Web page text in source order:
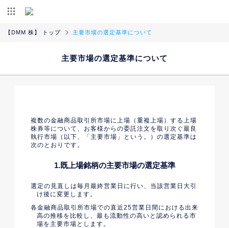
【DMM 株】 トップ 主要市場の選定基準について
主要市場の選定基準について
複数の金融商品取引所市場に上場（重複上場）する上場
株券等について、お客様からの委託注文を取り次ぐ最良
執行市場（以下、「主要市場」という。）の選定基準は
次のとおりです。
1.既上場銘柄の主要市場の選定基準
選定の見直しは毎月最終営業日に行い、当該営業日大引
け後に変更します。
各金融商品取引所市場での直近25営業日間における出来
高の推移を比較し、最も流動性の高いと認められる市
場を主要市場とします。